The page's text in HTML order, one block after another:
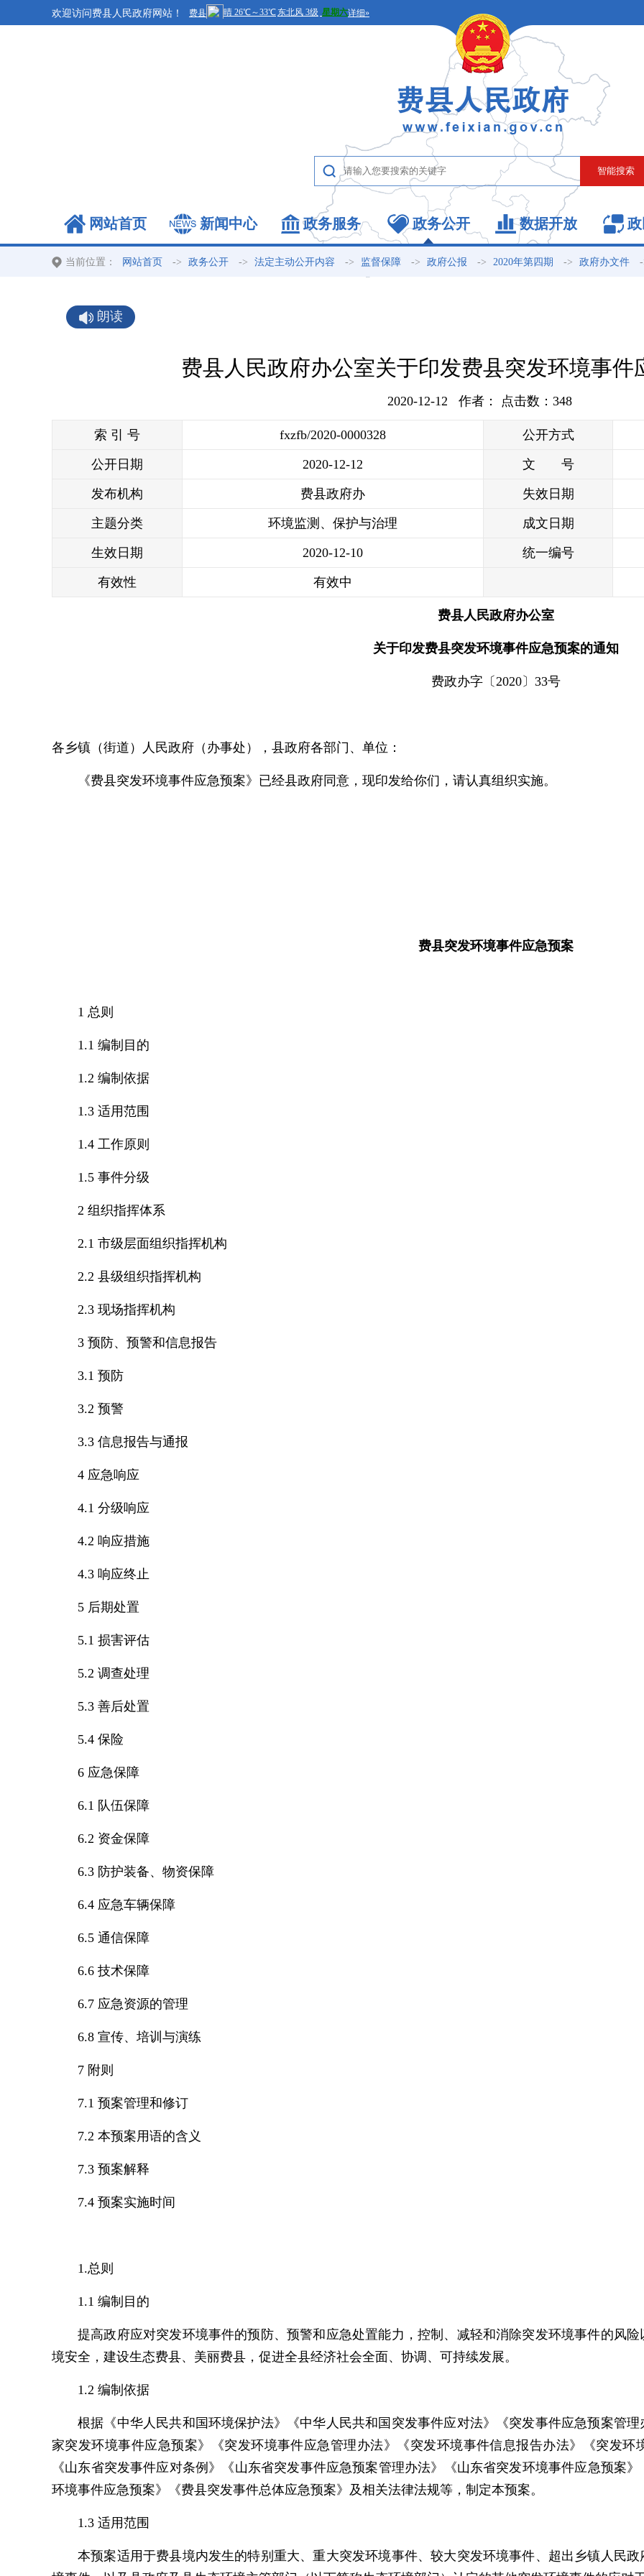
欢迎访问费县人民政府网站！
网站首页 新闻中心 政务服务 政务公开 数据开放
当前位置： 网站首页 -> 政务公开 -> 法定主动公开内容 -> 监督保障 -> 政府公报 -> 2020年第四期 -> 政府办文件
朗读
费县人民政府办公室关于印发费县突发环境事件
2020-12-12 作者： 点击数： 348
索 引 号 fxzfb/2020-0000328 公开方式
公开日期 2020-12-12 文 号
发布机构 费县政府办 失效日期
主题分类 环境监测、保护与治理 成文日期
生效日期 2020-12-10 统一编号
有效性 有效中
费县人民政府办公室
关于印发费县突发环境事件应急预案的通知
费政办字〔2020〕33号
各乡镇（街道）人民政府（办事处），县政府各部门、单位：
《费县突发环境事件应急预案》已经县政府同意，现印发给你们，请认真组织实施。
费县突发环境事件应急预案
1 总则
1.1 编制目的
1.2 编制依据
1.3 适用范围
1.4 工作原则
1.5 事件分级
2 组织指挥体系
2.1 市级层面组织指挥机构
2.2 县级组织指挥机构
2.3 现场指挥机构
3 预防、预警和信息报告
3.1 预防
3.2 预警
3.3 信息报告与通报
4 应急响应
4.1 分级响应
4.2 响应措施
4.3 响应终止
5 后期处置
5.1 损害评估
5.2 调查处理
5.3 善后处置
5.4 保险
6 应急保障
6.1 队伍保障
6.2 资金保障
6.3 防护装备、物资保障
6.4 应急车辆保障
6.5 通信保障
6.6 技术保障
6.7 应急资源的管理
6.8 宣传、培训与演练
7 附则
7.1 预案管理和修订
7.2 本预案用语的含义
7.3 预案解释
7.4 预案实施时间
1.总则
1.1 编制目的
提高政府应对突发环境事件的预防、预警和应急处置能力，控制、减轻和消除突发环境事件的风
境安全，建设生态费县、美丽费县，促进全县经济社会全面、协调、可持续发展。
1.2 编制依据
根据《中华人民共和国环境保护法》《中华人民共和国突发事件应对法》《突发事件应急预案管
家突发环境事件应急预案》《突发环境事件应急管理办法》《突发环境事件信息报告办法》《突发
《山东省突发事件应对条例》《山东省突发事件应急预案管理办法》《山东省突发环境事件应急预案
环境事件应急预案》《费县突发事件总体应急预案》及相关法律法规等，制定本预案。
1.3 适用范围
本预案适用于费县境内发生的特别重大、重大突发环境事件、较大突发环境事件、超出乡镇人民